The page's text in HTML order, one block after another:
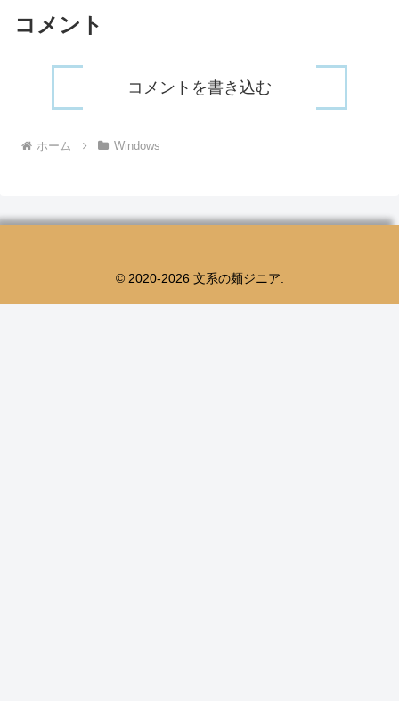
更新ができませんでしたやりたか
ったこと/va...
コメント
コメントを書き込む
ホーム Windows
© 2020-2026 文系の麺ジニア.